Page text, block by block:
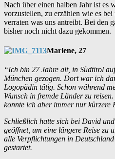
Nach über einen halben Jahr ist es
vorzustellen, zu erzählen wie es
verraten was uns antreibt. Bei den
bisher noch nicht dazu gekommen.
Marlene, 27
“Ich bin 27 Jahre alt, in Südtirol
München gezogen. Dort war ich
Logopädin tätig. Schon während
Wunsch in fremde Länder zu
konnte ich aber immer nur kürzere
Schließlich hatte sich bei David
geöffnet, um eine längere Reise zu
alle Verpflichtungen in
gestartet.